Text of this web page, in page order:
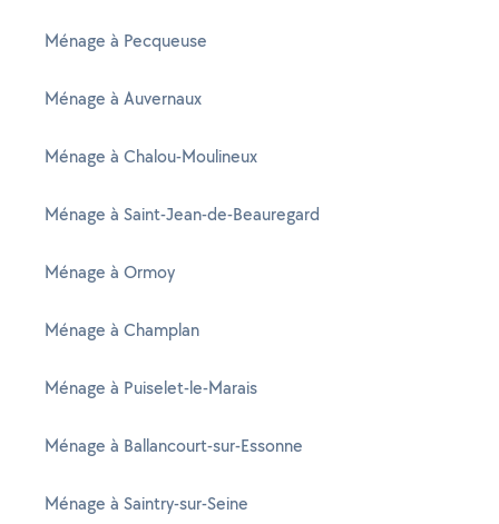
Ménage à Pecqueuse
Ménage à Auvernaux
Ménage à Chalou-Moulineux
Ménage à Saint-Jean-de-Beauregard
Ménage à Ormoy
Ménage à Champlan
Ménage à Puiselet-le-Marais
Ménage à Ballancourt-sur-Essonne
Ménage à Saintry-sur-Seine